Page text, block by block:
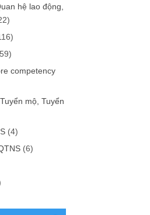
hệ lao động,
competency
mộ, Tuyển
(4)
(6)